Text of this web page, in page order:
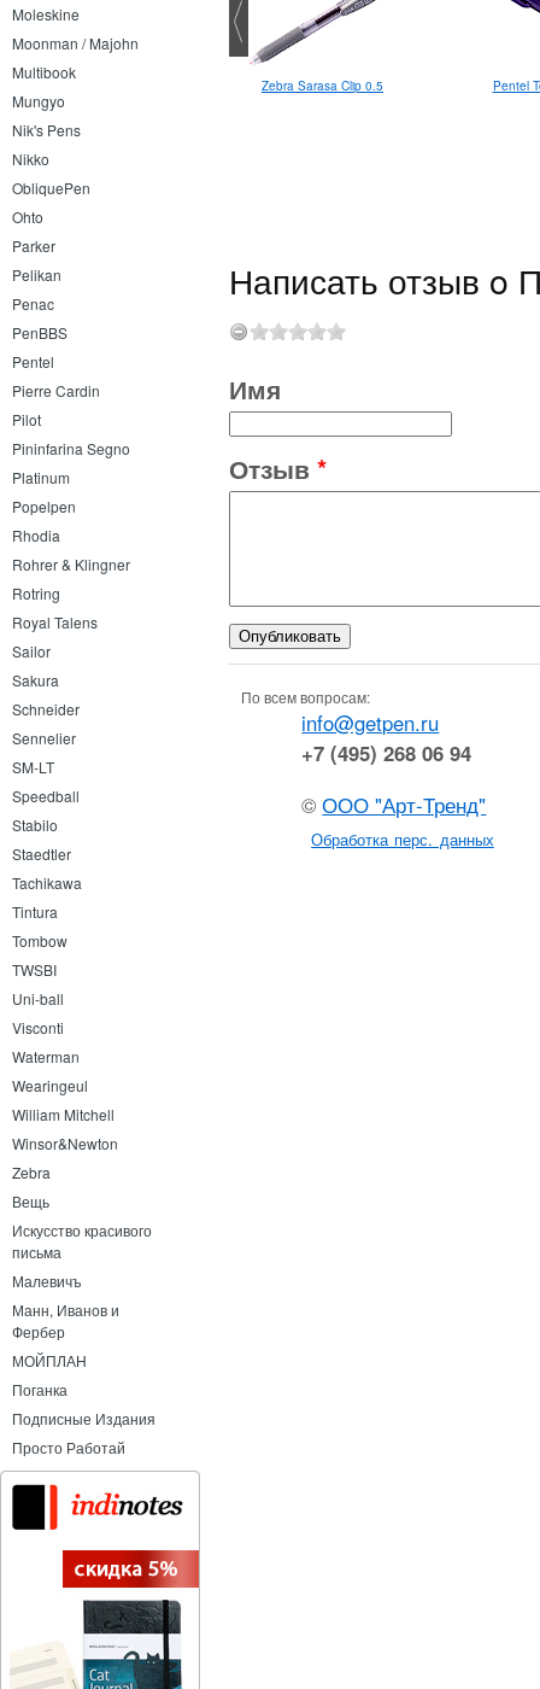
Moleskine
Moonman / Majohn
Multibook
Mungyo
Nik's Pens
Nikko
ObliquePen
Ohto
Parker
Pelikan
Penac
PenBBS
Pentel
Pierre Cardin
Pilot
Pininfarina Segno
Platinum
Popelpen
Rhodia
Rohrer & Klingner
Rotring
Royal Talens
Sailor
Sakura
Schneider
Sennelier
SM-LT
Speedball
Stabilo
Staedtler
Tachikawa
Tintura
Tombow
TWSBI
Uni-ball
Visconti
Waterman
Wearingeul
William Mitchell
Winsor&Newton
Zebra
Вещь
Искусство красивого
письма
Малевичъ
Манн, Иванов и
Фербер
МОЙПЛАН
Поганка
Подписные Издания
Просто Работай
Zebra Sarasa Clip 0.5 Pentel
Написать отзыв o
Имя
Отзыв *
По всем вопросам:
info@getpen.ru
+7 (495) 268 06 94
©ООО "Арт-Тренд"
Обработка перс. данных